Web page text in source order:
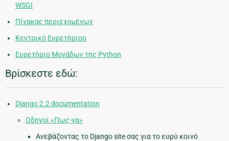
WSGI
Πίνακας περιεχομένων
Κεντρικό Ευρετήριοο
Ευρετήριο Μονάδων της Python
Βρίσκεστε εδώ:
Django 2.2 documentation
Οδηγοί «Πως-να»
Ανεβάζοντας το Django site σας για το ευρύ κοινό